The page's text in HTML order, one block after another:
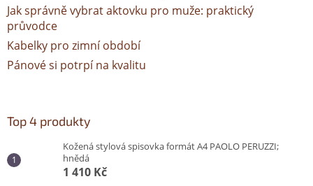
Jak správně vybrat aktovku pro muže: praktický
průvodce
Kabelky pro zimní období
Pánové si potrpí na kvalitu
Top 4 produkty
Kožená stylová spisovka formát A4 PAOLO PERUZZI;
hnědá
1 410 Kč